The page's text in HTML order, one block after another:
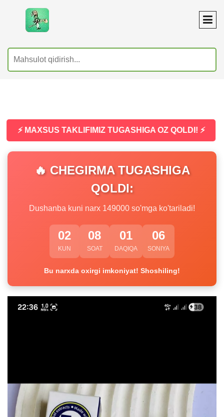
⚡ MAXSUS TAKLIFIMIZ TUGASHIGA OZ QOLDI! ⚡
🔥 CHEGIRMA TUGASHIGA
QOLDI:
Dushanba kuni narx 149000 so'mga ko'tariladi!
02
KUN
08
SOAT
01
DAQIQA
05
SONIYA
Bu narxda oxirgi imkoniyat! Shoshiling!